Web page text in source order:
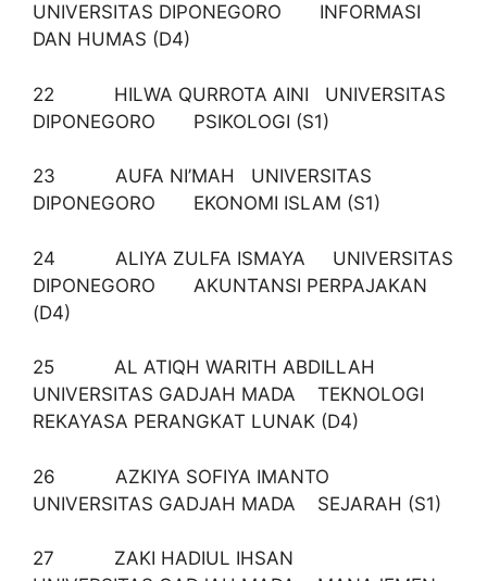
UNIVERSITAS DIPONEGORO INFORMASI
DAN HUMAS (D4)
22 HILWA QURROTA AINI UNIVERSITAS
DIPONEGORO PSIKOLOGI (S1)
23 AUFA NI’MAH UNIVERSITAS
DIPONEGORO EKONOMI ISLAM (S1)
24 ALIYA ZULFA ISMAYA UNIVERSITAS
DIPONEGORO AKUNTANSI PERPAJAKAN
(D4)
25 AL ATIQH WARITH ABDILLAH
UNIVERSITAS GADJAH MADA TEKNOLOGI
REKAYASA PERANGKAT LUNAK (D4)
26 AZKIYA SOFIYA IMANTO
UNIVERSITAS GADJAH MADA SEJARAH (S1)
27 ZAKI HADIUL IHSAN